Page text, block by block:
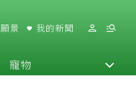
願景 我的新聞
寵物